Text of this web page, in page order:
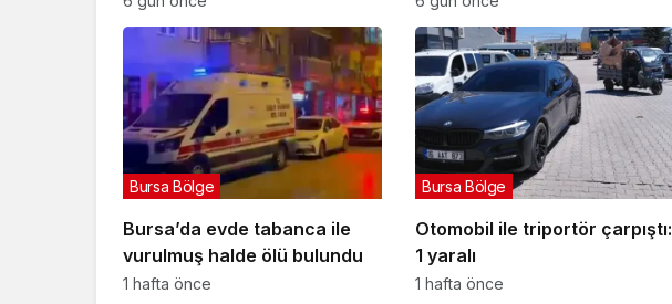
Bursa’da evde tabanca ile
vurulmuş halde ölü bulundu
Bursa Bölge
1 hafta önce
Otomobil ile triportör çarpıştı:
1 yaralı
Bursa Bölge
1 hafta önce